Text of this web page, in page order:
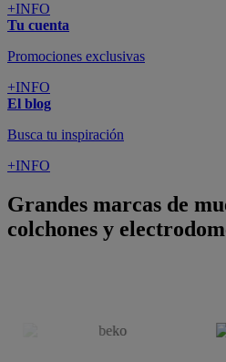
+INFO
Tu cuenta
Promociones exclusivas
+INFO
El blog
Busca tu inspiración
+INFO
Grandes marcas de
colchones y